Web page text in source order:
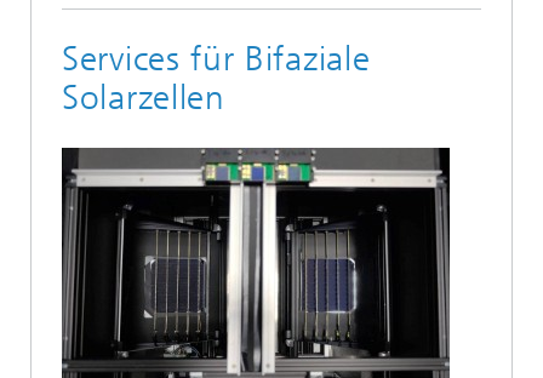
Services für Bifaziale
Solarzellen